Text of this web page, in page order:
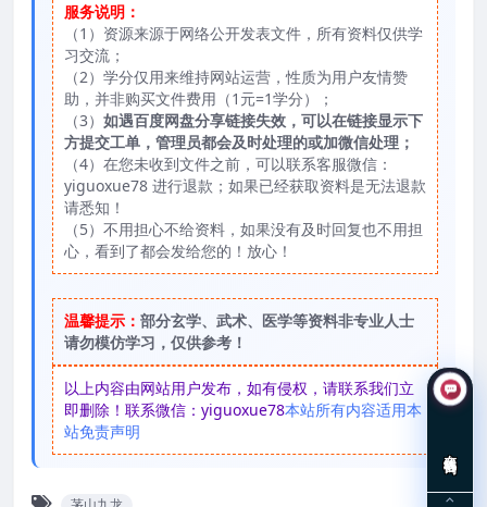
服务说明：
（1）资源来源于网络公开发表文件，所有资料仅供学
习交流；
（2）学分仅用来维持网站运营，性质为用户友情赞
助，并非购买文件费用（1元=1学分）；
（3） 如遇百度网盘分享链接失效，可以在链接显示下
方提交工单，管理员都会及时处理的或加微信处理；
（4）在您未收到文件之前，可以联系客服微信：
yiguoxue78 进行退款；如果已经获取资料是无法退款
请悉知！
（5）不用担心不给资料，如果没有及时回复也不用担
心，看到了都会发给您的！放心！
温馨提示： 部分玄学、武术、医学等资料非专业人士
请勿模仿学习，仅供参考！
以上内容由网站用户发布，如有侵权，请联系我们立
即删除！联系微信：yiguoxue78本站所有内容适用本
站免责声明